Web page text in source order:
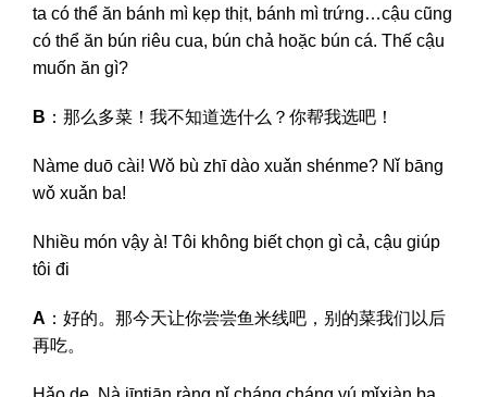
ta có thể ăn bánh mì kẹp thịt, bánh mì trứng…cậu cũng
có thể ăn bún riêu cua, bún chả hoặc bún cá. Thế cậu
muốn ăn gì?
B ：那么多菜！我不知道选什么？你帮我选吧！
Nàme duō cài! Wǒ bù zhī dào xuǎn shénme? Nǐ bāng
wǒ xuǎn ba!
Nhiều món vậy à! Tôi không biết chọn gì cả, cậu giúp
tôi đi
A ：好的。那今天让你尝尝鱼米线吧，别的菜我们以后
再吃。